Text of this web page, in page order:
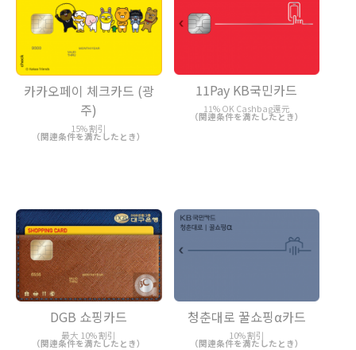
카카오페이 체크카드 (광
주)
15% 割引
（関連条件を満たしたとき）
11Pay KB국민카드
11% OK Cashbag還元
（関連条件を満たしたとき）
DGB 쇼핑카드
最大 10% 割引
（関連条件を満たしたとき）
청춘대로 꿀쇼핑α카드
10% 割引
（関連条件を満たしたとき）